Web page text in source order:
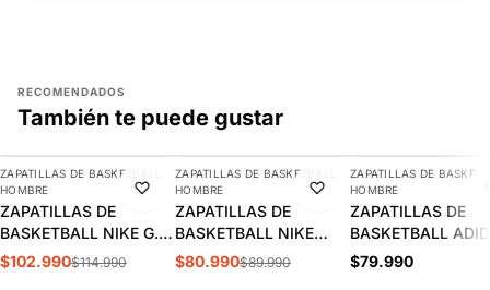
RECOMENDADOS
También te puede gustar
-10%
AGREGAR
ZAPATILLAS DE BASKETBALL
HOMBRE
ZAPATILLAS DE
BASKETBALL NIKE G.T.
HUSTLE ACADEMY
$102.990$114.990
-10%
AGREGAR
ZAPATILLAS DE BASKETBALL
HOMBRE
ZAPATILLAS DE
BASKETBALL NIKE
PRECISION 7 HOMBRE |
$80.990$89.990
NUEVO
ZAPATILLAS DE
HOMBRE
ZAPATILLAS DE
BASKETBALL
OWN THE GAME 3
$79.990